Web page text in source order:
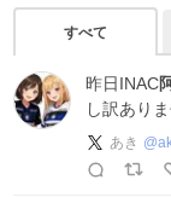
すべて
昨日INAC
し訳あり
あき @